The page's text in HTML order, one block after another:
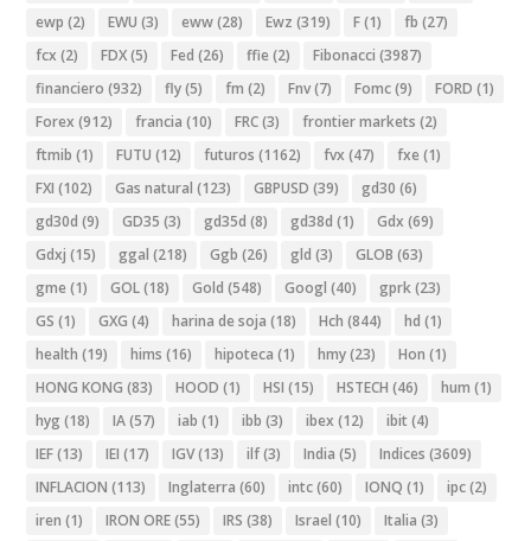
ewp (2) EWU (3) eww(28) Ewz (319) F(1) fb (27)
fcx (2) FDX(5) Fed (26) ffie (2) Fibonacci (3987)
financiero (932) fly(5) fm (2) Fnv(7) Fomc(9) FORD (1)
Forex (912) francia (10) FRC(3) frontier markets (2)
ftmib (1) FUTU (12) futuros (1162) fvx (47) fxe (1)
FXI (102) Gas natural (123) GBPUSD (39) gd30 (6)
gd30d (9) GD35 (3) gd35d (8) gd38d (1) Gdx (69)
Gdxj (15) ggal (218) Ggb (26) gld (3) GLOB (63)
gme (1) GOL(18) Gold (548) Googl (40) gprk(23)
GS (1) GXG (4) harina de soja (18) Hch (844) hd (1)
health (19) hims (16) hipoteca (1) hmy(23) Hon (1)
HONG KONG (83) HOOD (1) HSI (15) HSTECH (46) hum (1)
hyg (18) IA(57) iab (1) ibb (3) ibex (12) ibit (4)
IEF(13) IEI (17) IGV(13) ilf(3) India (5) Indices (3609)
INFLACION (113) Inglaterra (60) intc(60) IONQ (1) ipc(2)
iren (1) IRON ORE(55) IRS (38) Israel (10) Italia (3)